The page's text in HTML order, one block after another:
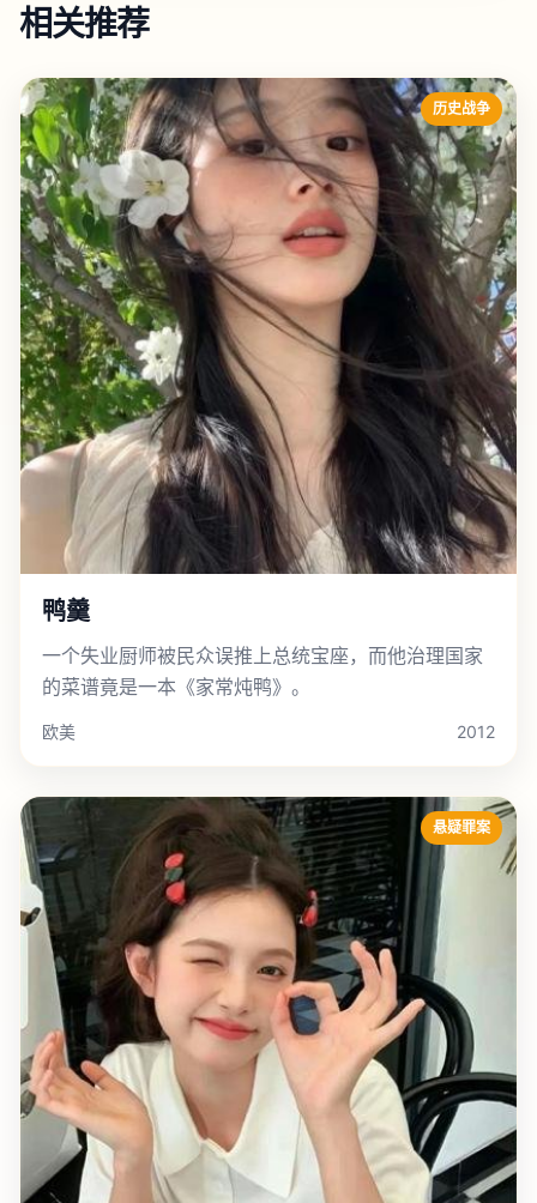
相关推荐
历史战争
鸭羹
一个失业厨师被民众误推上总统宝座，而他治理国家
的菜谱竟是一本《家常炖鸭》。
欧美 2012
悬疑罪案